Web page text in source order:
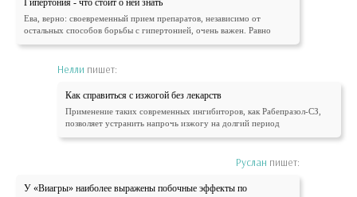
Гипертония - что стоит о ней знать
Ева, верно: своевременный прием препаратов, независимо от
остальных способов борьбы с гипертонией, очень важен. Равно
Нелли пишет:
Как справиться с изжогой без лекарств
Применение таких современных ингибиторов, как Рабепразол-СЗ,
позволяет устранить напрочь изжогу на долгий период
Руслан пишет:
У «Виагры» наиболее выражены побочные эффекты по